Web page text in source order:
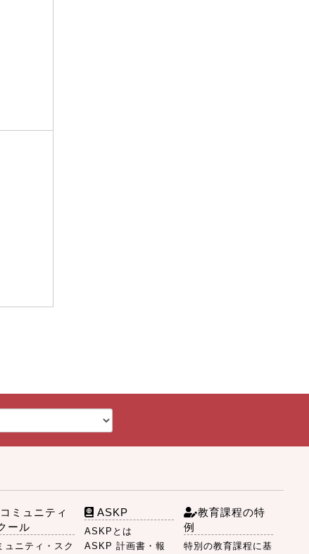
コミュニティ
ール
ュニティ・スク
ASKP
ASKPとは
ASKP 計画書・報
教育課程の特
例
特別の教育課程に基